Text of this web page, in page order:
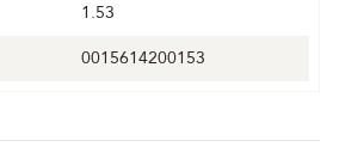
1.53
0015614200153